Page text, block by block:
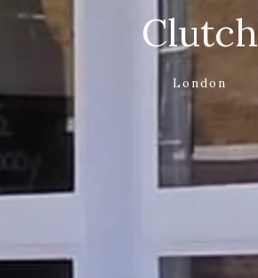
Clutch
London